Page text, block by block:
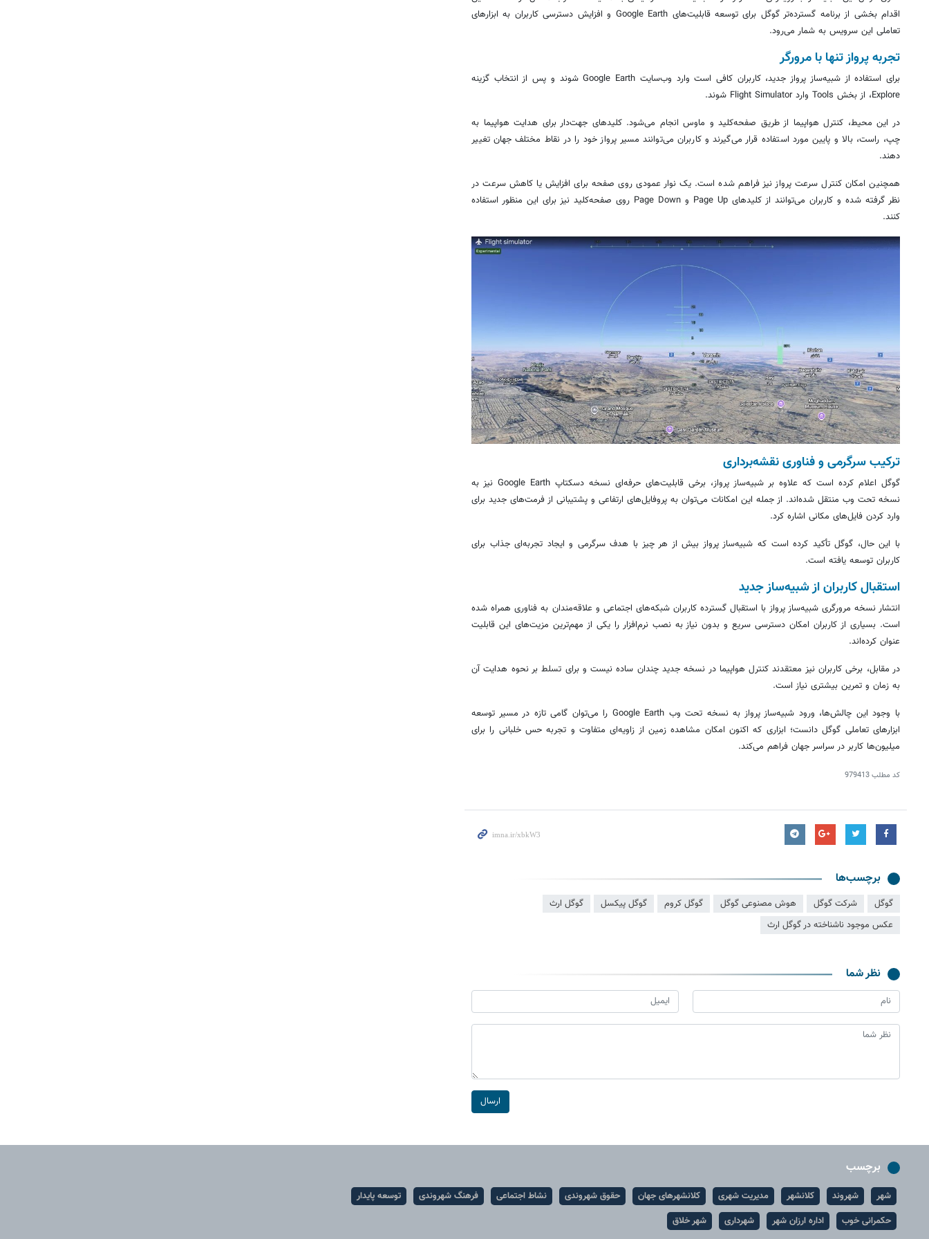
اقدام بخشی از برنامه گسترده‌تر گوگل برای توسعه قابلیت‌های Google Earth و افزایش دسترسی کاربران به ابزارهای
تعاملی این سرویس به شمار می‌رود.
تجربه پرواز تنها با مرورگر
برای استفاده از شبیه‌ساز پرواز جدید، کاربران کافی است وارد وب‌سایت Google Earth شوند و پس از انتخاب گزینه
Explore، از بخش Tools وارد Flight Simulator شوند.
در این محیط، کنترل هواپیما از طریق صفحه‌کلید و ماوس انجام می‌شود. کلیدهای جهت‌دار برای هدایت هواپیما به
چپ، راست، بالا و پایین مورد استفاده قرار می‌گیرند و کاربران می‌توانند مسیر پرواز خود را در نقاط مختلف جهان تغییر
دهند.
همچنین امکان کنترل سرعت پرواز نیز فراهم شده است. یک نوار عمودی روی صفحه برای افزایش یا کاهش سرعت در
نظر گرفته شده و کاربران می‌توانند از کلیدهای Page Up و Page Down روی صفحه‌کلید نیز برای این منظور استفاده
کنند.
ترکیب سرگرمی و فناوری نقشه‌برداری
گوگل اعلام کرده است که علاوه بر شبیه‌ساز پرواز، برخی قابلیت‌های حرفه‌ای نسخه دسکتاپ Google Earth نیز به
نسخه تحت وب منتقل شده‌اند. از جمله این امکانات می‌توان به پروفایل‌های ارتفاعی و پشتیبانی از فرمت‌های جدید برای
وارد کردن فایل‌های مکانی اشاره کرد.
با این حال، گوگل تأکید کرده است که شبیه‌ساز پرواز بیش از هر چیز با هدف سرگرمی و ایجاد تجربه‌ای جذاب برای
کاربران توسعه یافته است.
استقبال کاربران از شبیه‌ساز جدید
انتشار نسخه مرورگری شبیه‌ساز پرواز با استقبال گسترده کاربران شبکه‌های اجتماعی و علاقه‌مندان به فناوری همراه شده
است. بسیاری از کاربران امکان دسترسی سریع و بدون نیاز به نصب نرم‌افزار را یکی از مهم‌ترین مزیت‌های این قابلیت
عنوان کرده‌اند.
در مقابل، برخی کاربران نیز معتقدند کنترل هواپیما در نسخه جدید چندان ساده نیست و برای تسلط بر نحوه هدایت آن
به زمان و تمرین بیشتری نیاز است.
با وجود این چالش‌ها، ورود شبیه‌ساز پرواز به نسخه تحت وب Google Earth را می‌توان گامی تازه در مسیر توسعه
ابزارهای تعاملی گوگل دانست؛ ابزاری که اکنون امکان مشاهده زمین از زاویه‌ای متفاوت و تجربه حس خلبانی را برای
میلیون‌ها کاربر در سراسر جهان فراهم می‌کند.
کد مطلب979413
برچسب‌ها
گوگل شرکت گوگل هوش مصنوعی گوگل گوگل کروم گوگل پیکسل
گوگل ارث
عکس موجود ناشناخته در گوگل ارث
نظر شما
ارسال
برچسب
شهر شهروند کلانشهر مدیریت شهری کلانشهرهای جهان حقوق شهروندی نشاط اجتماعی فرهنگ شهروندی
توسعه پایدار
حکمرانی خوب
اداره ارزان شهر شهرداری شهر خلاق